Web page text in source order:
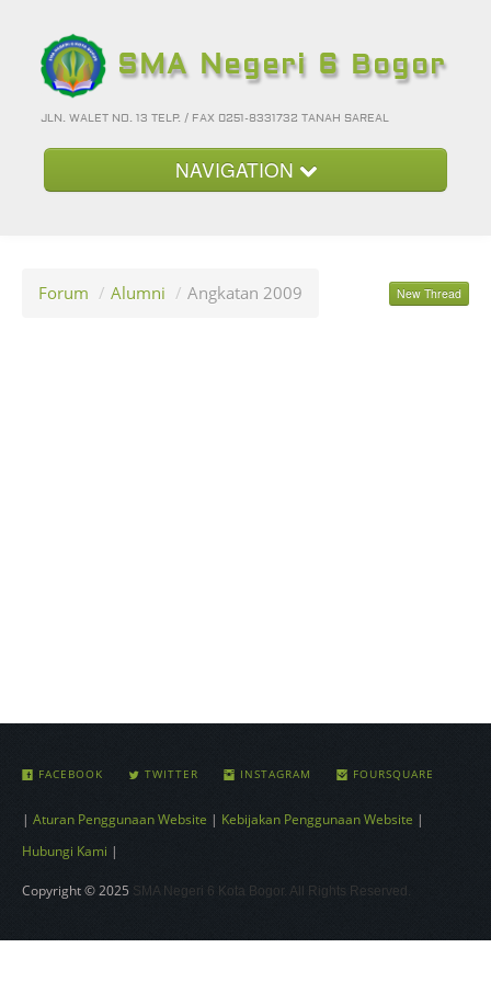
SMA Negeri 6 Bogor
JLN. WALET NO. 13 TELP. / FAX 0251-8331732 TANAH SAREAL
NAVIGATION
Album Foto
Forum / Alumni / Angkatan 2009 New Thread
FACEBOOK TWITTER INSTAGRAM FOURSQUARE
| Aturan Penggunaan Website | Kebijakan Penggunaan Website |
Hubungi Kami |
Copyright © 2025 SMA Negeri 6 Kota Bogor. All Rights Reserved.